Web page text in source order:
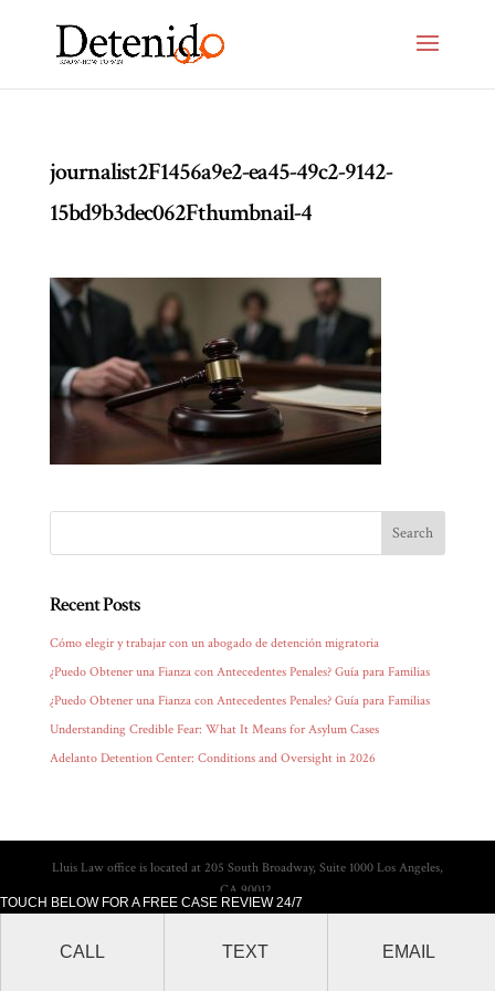
TOUCH BELOW FOR A FREE CASE REVIEW 24/7
CALL TEXT EMAIL
journalist2F1456a9e2-ea45-49c2-9142-
15bd9b3dec062Fthumbnail-4
Recent Posts
Cómo elegir y trabajar con un abogado de detención migratoria
¿Puedo Obtener una Fianza con Antecedentes Penales? Guía para Familias
¿Puedo Obtener una Fianza con Antecedentes Penales? Guía para Familias
Understanding Credible Fear: What It Means for Asylum Cases
Adelanto Detention Center: Conditions and Oversight in 2026
Lluis Law office is located at 205 South Broadway, Suite 1000 Los Angeles,
CA 90012.